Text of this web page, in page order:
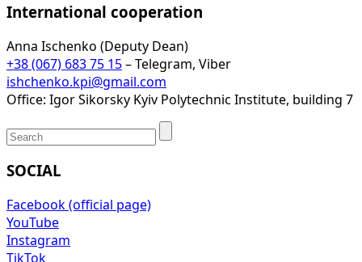
International cooperation
Anna Ischenko (Deputy Dean)
+38 (067) 683 75 15– Telegram, Viber
ishchenko.kpi@gmail.com
Office: Igor Sikorsky Kyiv Polytechnic Institute, building 7
SOCIAL
Facebook (official page)
YouTube
Instagram
TikTok